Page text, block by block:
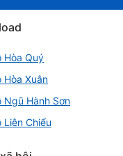
Hòa Quý
Hòa Xuân
Ngũ Hành Sơn
Liên Chiểu